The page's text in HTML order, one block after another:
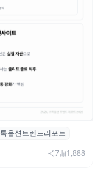
옵션트렌드리포트
7 1,888